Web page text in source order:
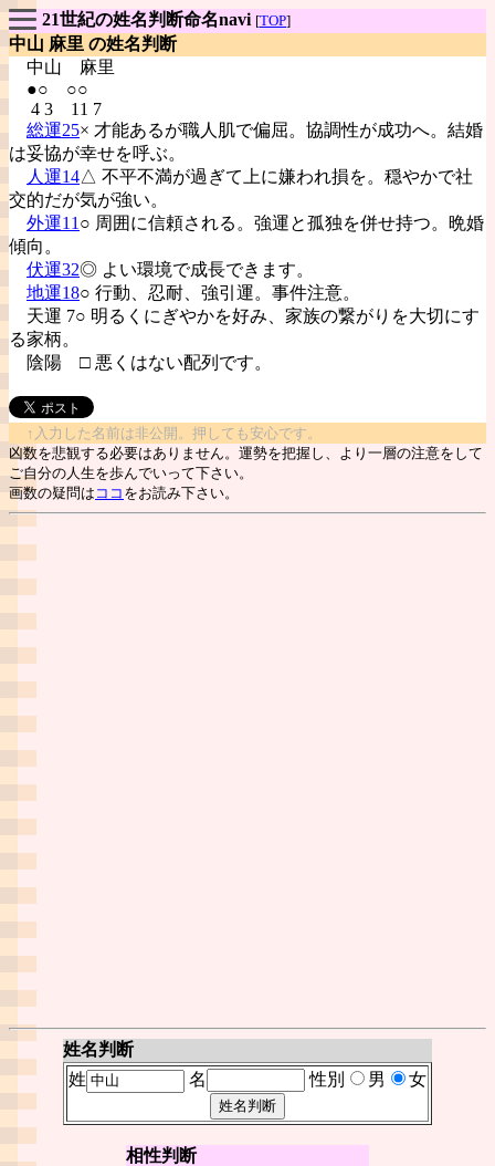
21世紀の姓名判断命名navi [TOP]
中山 麻里 の姓名判断
中山 麻里
●○ ○○
4 3 11 7
総運25× 才能あるが職人肌で偏屈。協調性が成功へ。結婚
は妥協が幸せを呼ぶ。
人運14△ 不平不満が過ぎて上に嫌われ損を。穏やかで社
交的だが気が強い。
外運11 ○ 周囲に信頼される。強運と孤独を併せ持つ。晩婚
傾向。
伏運32◎ よい環境で成長できます。
地運18○ 行動、忍耐、強引運。事件注意。
天運 7○ 明るくにぎやかを好み、家族の繋がりを大切にす
る家柄。
陰陽 □ 悪くはない配列です。
↑入力した名前は非公開。押しても安心です。
凶数を悲観する必要はありません。運勢を把握し、より一層の注意をして
ご自分の人生を歩んでいって下さい。
画数の疑問は ココ をお読み下さい。
姓名判断
姓
名 性別 男 女
相性判断